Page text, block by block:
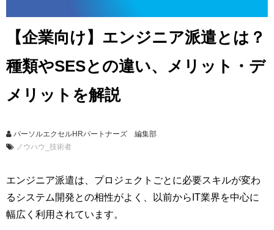
【企業向け】エンジニア派遣とは？
種類やSESとの違い、メリット・デ
メリットを解説
パーソルエクセルHRパートナーズ 編集部
ノウハウ_技術者
エンジニア派遣は、プロジェクトごとに必要スキルが変わ
るシステム開発との相性がよく、以前からIT業界を中心に
幅広く利用されています。